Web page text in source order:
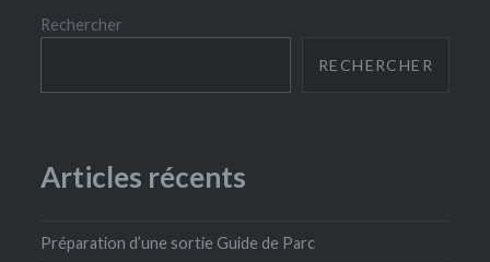
Rechercher
RECHERCHER
Articles récents
Préparation d’une sortie Guide de Parc